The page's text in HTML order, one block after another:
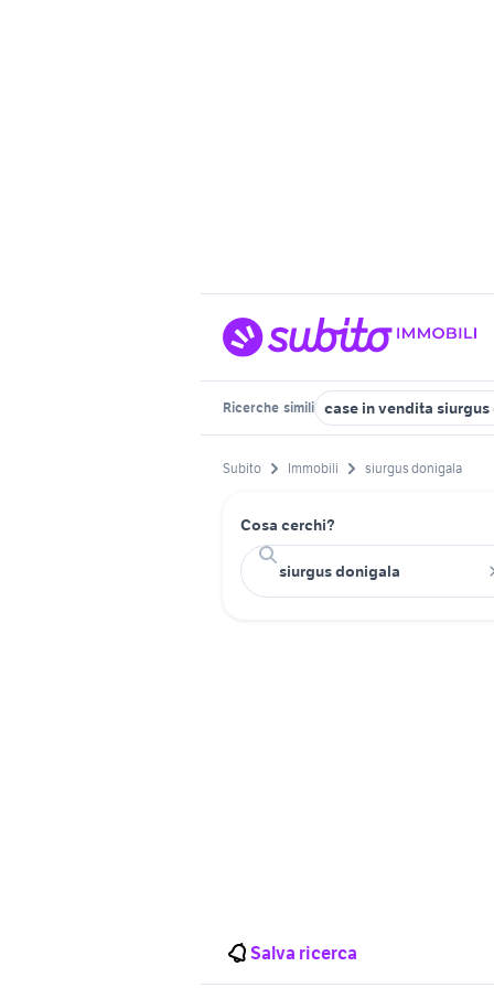
Ricerche simili case in vendita
Subito Immobili siurgus donigala
Cosa cerchi?
Salva ricerca